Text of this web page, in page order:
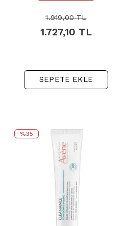
1.919,00TL
1.727,10 TL
SEPETE EKLE
%35